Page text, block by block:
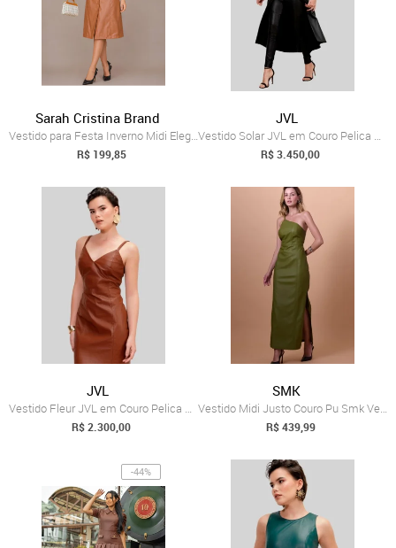
Sarah Cristina Brand
Vestido para Festa Inverno Midi Elegante...
R$ 199,85
JVL
Vestido Solar JVL em Couro Pelica Preto
R$ 3.450,00
JVL
Vestido Fleur JVL em Couro Pelica Marrom
R$ 2.300,00
SMK
Vestido Midi Justo Couro Pu Smk Verde
R$ 439,99
-44%